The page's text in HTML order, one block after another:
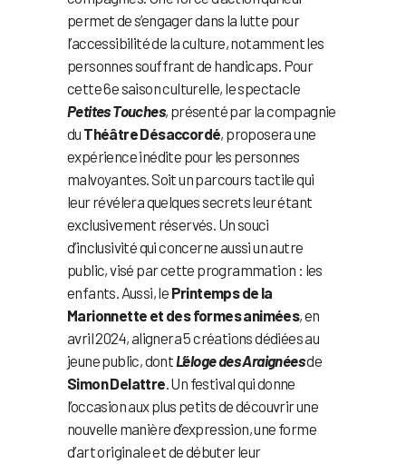
permet de s’engager dans la lutte pour
l’accessibilité de la culture, notamment les
personnes souffrant de handicaps. Pour
cette 6e saison culturelle, le spectacle
Petites Touches, présenté par la compagnie
du Théâtre Désaccordé, proposera une
expérience inédite pour les personnes
malvoyantes. Soit un parcours tactile qui
leur révélera quelques secrets leur étant
exclusivement réservés. Un souci
d’inclusivité qui concerne aussi un autre
public, visé par cette programmation : les
enfants. Aussi, le Printemps de la
Marionnette et des formes animées, en
avril 2024, alignera 5 créations dédiées au
jeune public, dontL’éloge des Araignéesde
Simon Delattre. Un festival qui donne
l’occasion aux plus petits de découvrir une
nouvelle manière d’expression, une forme
d’art originale et de débuter leur